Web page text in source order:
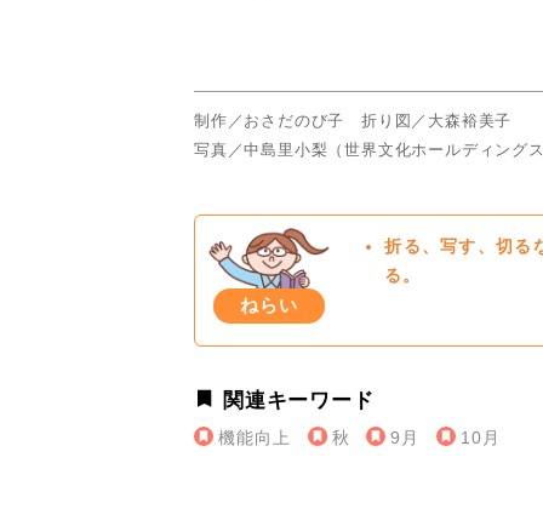
制作／おさだのび子 折り図／大森裕美子
写真／中島里小梨（世界文化ホールディング
ねらい
折る、写す、切る
る。
関連キーワード
機能向上 秋 9月 10月